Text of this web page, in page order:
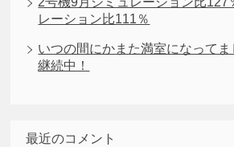
レーション比111％
いつの間にかまた満室になって
継続中！
最近のコメント